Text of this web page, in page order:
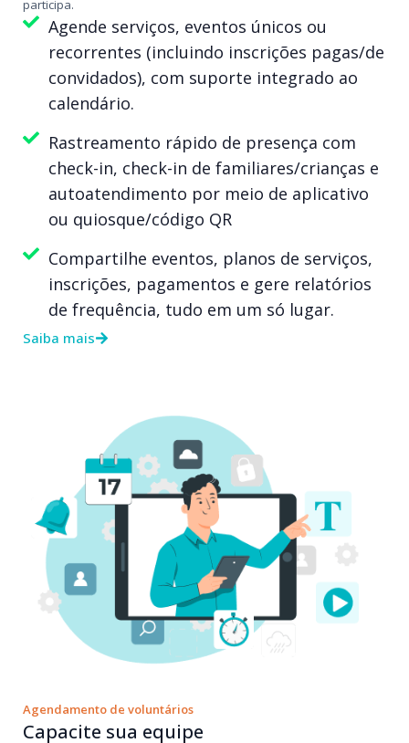
participa.
Agende serviços, eventos únicos ou
recorrentes (incluindo inscrições pagas/de
convidados), com suporte integrado ao
calendário.
Rastreamento rápido de presença com
check-in, check-in de familiares/crianças e
autoatendimento por meio de aplicativo
ou quiosque/código QR
Compartilhe eventos, planos de serviços,
inscrições, pagamentos e gere relatórios
de frequência, tudo em um só lugar.
Saiba mais
Agendamento de voluntários
Capacite sua equipe